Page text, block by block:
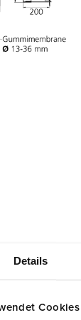
Details
Cookies